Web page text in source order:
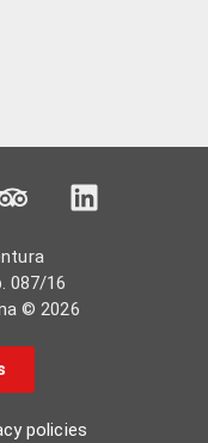
087/16
© 2026
policies